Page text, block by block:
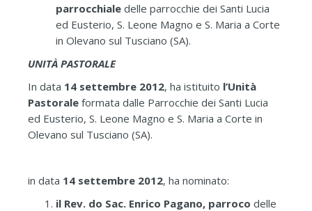
parrocchiale delle parrocchie dei Santi Lucia
ed Eusterio, S. Leone Magno e S. Maria a Corte
in Olevano sul Tusciano (SA).
UNITÀ PASTORALE
In data 14 settembre 2012, ha istituito l’Unità
Pastorale formata dalle Parrocchie dei Santi Lucia
ed Eusterio, S. Leone Magno e S. Maria a Corte in
Olevano sul Tusciano (SA).
in data 14 settembre 2012, ha nominato:
il Rev. do Sac. Enrico Pagano, parroco delle